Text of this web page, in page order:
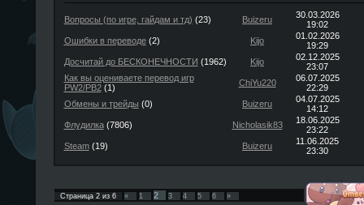
Вопросы (по игре, гайдам и тд) (23) Buizeru
30.03.2026
19:02
Ошибки в переводе(2) Kijo
01.02.2026
19:29
Досчитай до БЕСКОНЕЧНОСТИ (1962) Kijo
02.12.2025
23:07
Как вы оцениваете перевод игр
PW2/PB2(1) ChiYu220
06.07.2025
22:29
Обмены и трейды (0) Buizeru
04.07.2025
14:12
Флудилка(7806) Nicholasik83
18.06.2025
23:22
Steam(19) Buizeru
11.06.2025
23:30
Страница 2из 6 « 1 2 3 4 5 6 »